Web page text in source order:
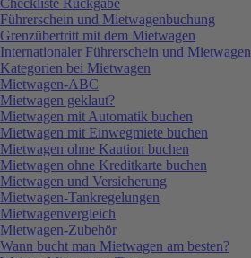
Führerschein und Mietwagenbuchung
Grenzübertritt mit dem Mietwagen
Internationaler Führerschein und Mietwagen
Kategorien bei Mietwagen
Mietwagen-ABC
Mietwagen geklaut?
Mietwagen mit Automatik buchen
Mietwagen mit Einwegmiete buchen
Mietwagen ohne Kaution buchen
Mietwagen ohne Kreditkarte buchen
Mietwagen und Versicherung
Mietwagen-Tankregelungen
Mietwagenvergleich
Mietwagen-Zubehör
Wann bucht man Mietwagen am besten?